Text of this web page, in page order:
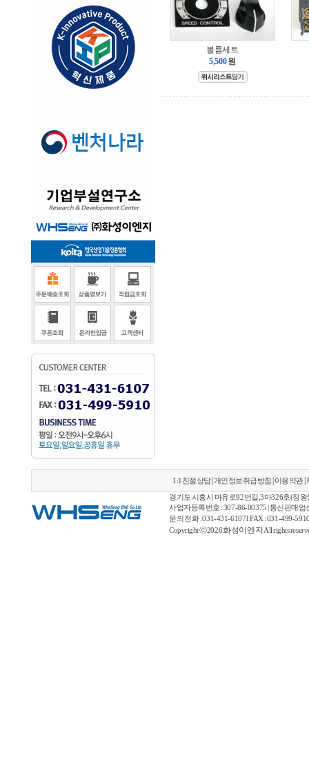
볼륨세트
5,500 원
1:1친절상담| 개인정보취급방침 이용약관|
경기도 시흥시 마유로92번길,3마326호(정왕
사업자등록번호 : 307-86-00375 | 통신판매
문의 전화 : 031-431-6107 I FAX : 031-499-
Copyright ⓒ2026화성이엔지 All rights